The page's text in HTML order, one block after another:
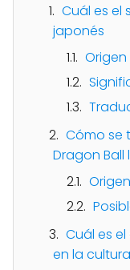
Cuál es el
japonés
Cómo se
Dragon Ball
Cuál es
en la